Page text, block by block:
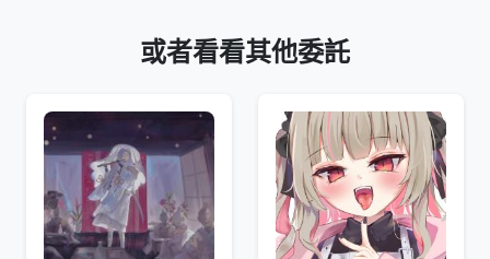
或者看看其他委託